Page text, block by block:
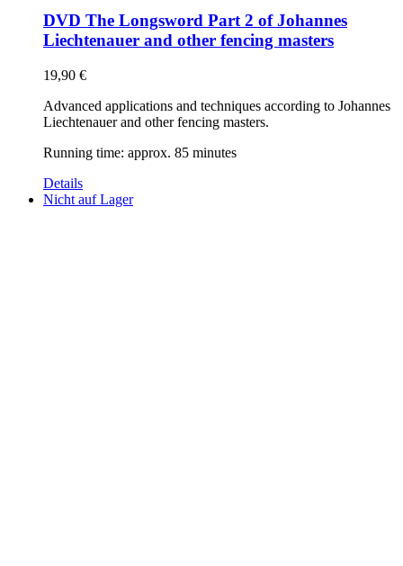
DVD The Longsword Part 2 of Johannes
Liechtenauer and other fencing masters
19,90 €
Advanced applications and techniques according to Johannes
Liechtenauer and other fencing masters.
Running time: approx. 85 minutes
Details
Nicht auf Lager